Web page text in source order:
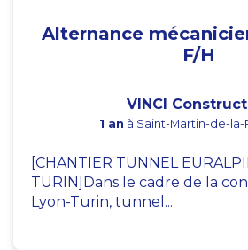
Alternance
F/H
VINCI
1 an à Saint-Martin-de-la-
[CHANTIER TUNNEL
TURIN]Dans le cadre de la
Lyon-Turin, tunnel...